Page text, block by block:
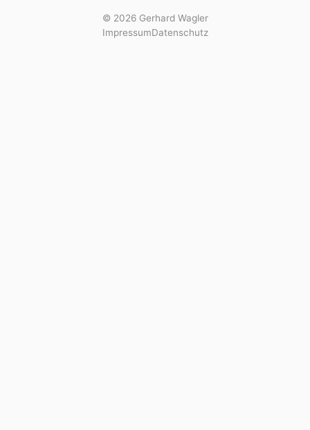
© 2026 Gerhard Wagler
ImpressumDatenschutz